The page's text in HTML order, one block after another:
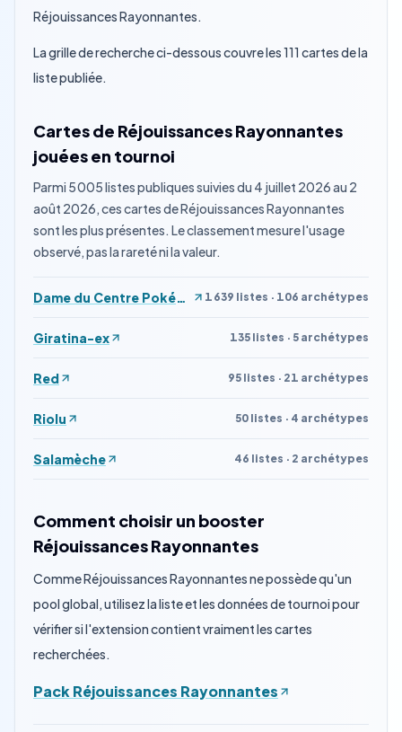
Réjouissances Rayonnantes.
La grille de recherche ci-dessous couvre les 111 cartes de la
liste publiée.
Cartes de Réjouissances Rayonnantes
jouées en tournoi
Parmi 5 005 listes publiques suivies du 4 juillet 2026 au 2
août 2026, ces cartes de Réjouissances Rayonnantes
sont les plus présentes. Le classement mesure l'usage
observé, pas la rareté ni la valeur.
Dame du Centre Pokémon 1 639 listes · 106 archétypes
Giratina-ex 135 listes · 5 archétypes
Red 95 listes · 21 archétypes
Riolu 50 listes · 4 archétypes
Salamèche 46 listes · 2 archétypes
Comment choisir un booster
Réjouissances Rayonnantes
Comme Réjouissances Rayonnantes ne possède qu'un
pool global, utilisez la liste et les données de tournoi pour
vérifier si l'extension contient vraiment les cartes
recherchées.
Pack Réjouissances Rayonnantes